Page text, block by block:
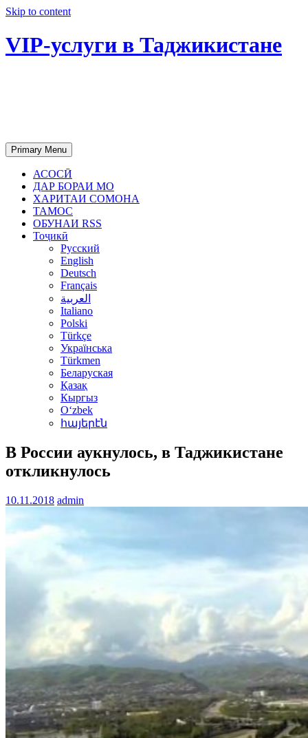
Skip to content
VIP-услуги в Таджикистане
Primary Menu
АСОСӢ
ДАР БОРАИ МО
ХАРИТАИ СОМОНА
ТАМОС
ОБУНАИ RSS
Тоҷикӣ
Русский
English
Deutsch
Français
العربية
Italiano
Polski
Türkçe
Українська
Türkmen
Беларуская
Қазақ
Кыргыз
Oʻzbek
հայերէն
В России аукнулось, в Таджикистане
откликнулось
10.11.2018 admin